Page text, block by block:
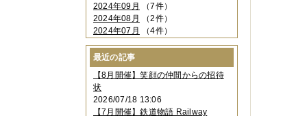
2024年09月
（7件）
2024年08月
（2件）
2024年07月
（4件）
2024年06月（4件）
2024年04月
2024年03月（3件）
2024年02月（2件）
2023年12月
2023年11月 （4件）
最近の記事
【8月開催】笑顔の仲間からの招待
状
2026/07/18 13:06
【7月開催】鉄道物語 Railway